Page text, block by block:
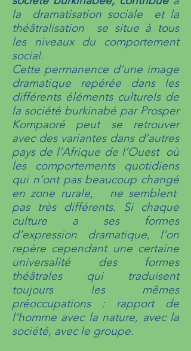
la dramatisation sociale et la
théâtralisation se situe à tous
les niveaux du comportement
social.
Cette permanence d’une image
dramatique repérée dans les
différents éléments culturels de
la société burkinabé par Prosper
Kompaoré peut se retrouver
avec des variantes dans d’autres
pays de l’Afrique de l’Ouest où
les comportements quotidiens
qui n’ont pas beaucoup changé
en zone rurale, ne semblent
pas très différents. Si chaque
culture a ses formes
d’expression dramatique, l’on
repère cependant une certaine
universalité des formes
théâtrales qui traduisent
toujours les mêmes
préoccupations : rapport de
l’homme avec la nature, avec la
société, avec le groupe.